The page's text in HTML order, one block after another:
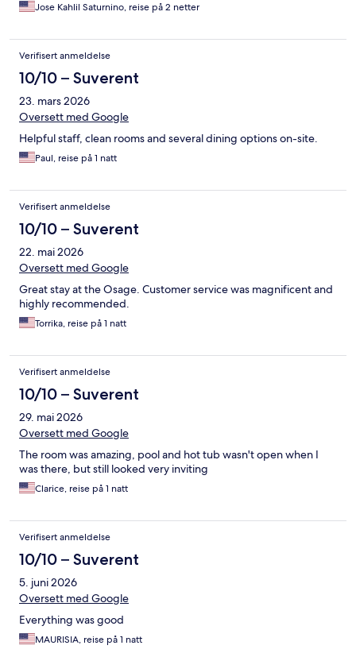
Jose Kahlil Saturnino, reise på 2 netter
Verifisert anmeldelse
10/10 – Suverent
23. mars 2026
Oversett med Google
Helpful staff, clean rooms and several dining options on-site.
Paul, reise på 1 natt
Verifisert anmeldelse
10/10 – Suverent
22. mai 2026
Oversett med Google
Great stay at the Osage. Customer service was magnificent and
highly recommended.
Torrika, reise på 1 natt
Verifisert anmeldelse
10/10 – Suverent
29. mai 2026
Oversett med Google
The room was amazing, pool and hot tub wasn't open when I
was there, but still looked very inviting
Clarice, reise på 1 natt
Verifisert anmeldelse
10/10 – Suverent
5. juni 2026
Oversett med Google
Everything was good
MAURISIA, reise på 1 natt